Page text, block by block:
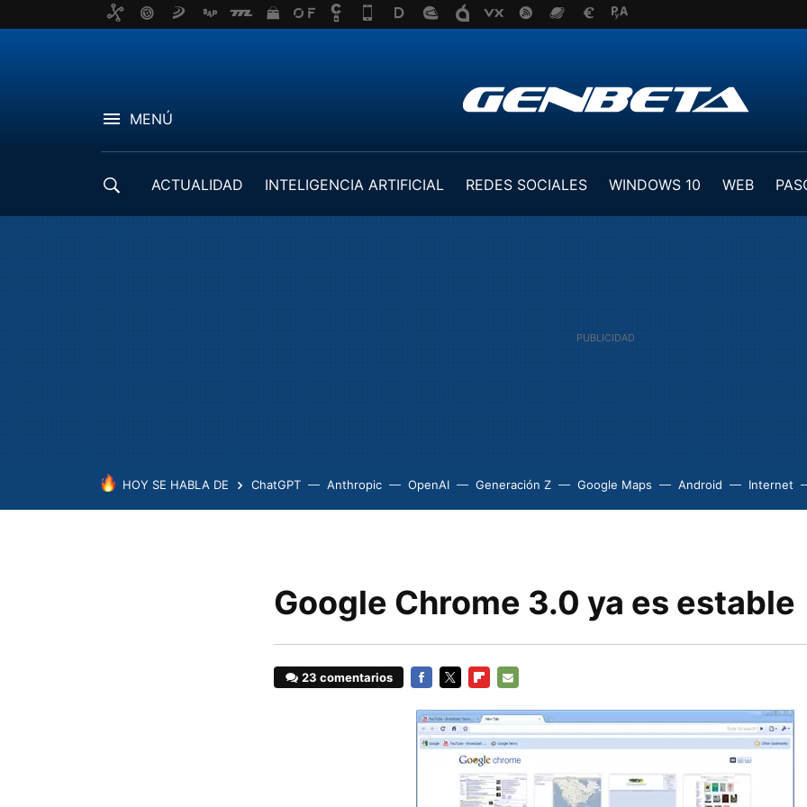
MENÚ
ACTUALIDAD INTELIGENCIA ARTIFICIAL REDES SOCIALES WINDOWS 10 WEB
HOY SE HABLA DE ChatGPT Anthropic OpenAI Generación Z Google Maps Android Internet
Google Chrome 3.0 ya es estable
23 comentarios
MAIL